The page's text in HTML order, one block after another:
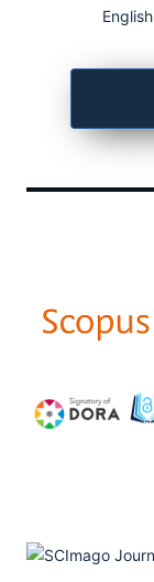
English